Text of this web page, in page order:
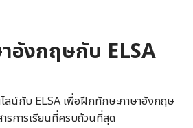
อังกฤษกับ ELSA
ลน์กับ ELSA เพื่อฝีกทักษะภาษาอังกฤษ
ารการเรียนที่ครบถ้วนที่สุด